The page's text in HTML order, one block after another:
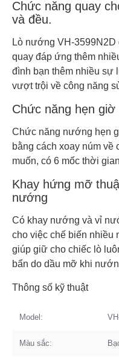
Chức năng quay
và đều.
Lò nướng VH-
quay đáp ứng thêm
đình bạn thêm nhiều sự
vượt trội về công năng
Chức năng hẹn
Chức năng nướng hẹn
bằng cách xoay núm về
muốn, có 6 mốc thời gian
Khay hứng mỡ
nướng
Có khay nướng và vỉ
cho việc chế biến nhiều
giúp giữ cho chiếc lò
bẩn do dầu mỡ khi
Thông số kỹ thuật
Model:
Màu sắc: